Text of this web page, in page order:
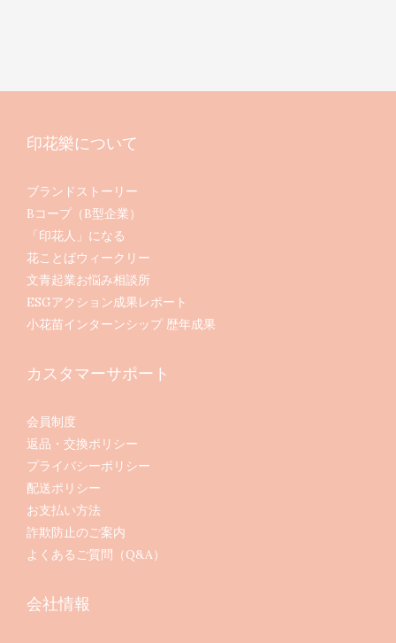
印花樂について
ブランドストーリー
Bコープ（B型企業）
「印花人」になる
花ことばウィークリー
文青起業お悩み相談所
ESGアクション成果レポート
小花苗インターンシップ 歴年成果
カスタマーサポート
会員制度
返品・交換ポリシー
プライバシーポリシー
配送ポリシー
お支払い方法
詐欺防止のご案内
よくあるご質問（Q&A）
会社情報